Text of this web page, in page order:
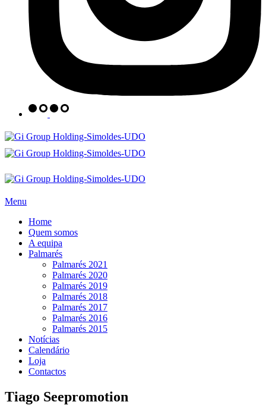
Menu
Home
Quem somos
A equipa
Palmarés
Palmarés 2021
Palmarés 2020
Palmarés 2019
Palmarés 2018
Palmarés 2017
Palmarés 2016
Palmarés 2015
Notícias
Calendário
Loja
Contactos
Tiago Seepromotion